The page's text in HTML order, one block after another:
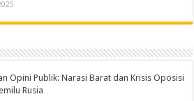
Opini Publik: Narasi Barat dan Krisis Oposisi
Rusia